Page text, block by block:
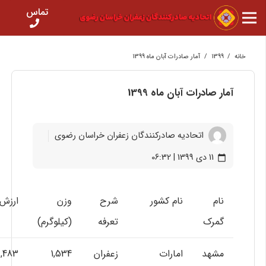
تماس
خانه /
1399
/ آمار صادرات آبان ماه 1399
آمار صادرات آبان ماه 1399
اتحادیه صادرکنندگان زعفران خراسان رضوی
calendar_today 11 دی 1399 | 06:32
نام
گمرک
نام کشور
شرح
تعرفه
وزن
(کیلوگرم)
مشهد
امارات
زعفران
1,534